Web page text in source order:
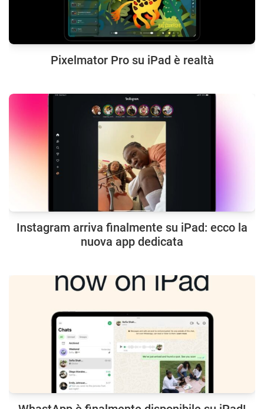
Pixelmator Pro su iPad è realtà
Instagram arriva finalmente su iPad: ecco la
nuova app dedicata